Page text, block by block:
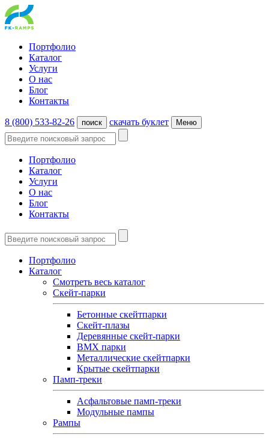
Портфолио
Каталог
Услуги
О нас
Блог
Контакты
8 (800) 533-82-26 поиск cкачать буклет Меню
Портфолио
Каталог
Услуги
О нас
Блог
Контакты
Портфолио
Каталог
Смотреть весь каталог
Скейт-парки
Бетонные скейтпарки
Скейт‑плазы
Деревянные скейт‑парки
BMX парки
Металлические скейтпарки
Крытые скейтпарки
Памп-треки
Асфальтовые памп‑треки
Модульные пампы
Рампы